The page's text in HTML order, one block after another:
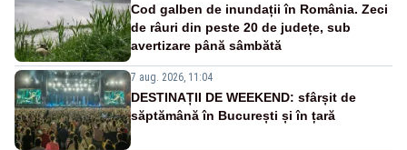
Cod galben de inundații în România. Zeci
de râuri din peste 20 de județe, sub
avertizare până sâmbătă
7 aug. 2026, 11:04
DESTINAȚII DE WEEKEND: sfârșit de
săptămână în București și în țară